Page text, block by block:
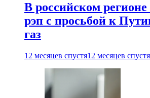
В российском регионе
рэп с просьбой к
газ
12 месяцев спустя12 месяцев спустя